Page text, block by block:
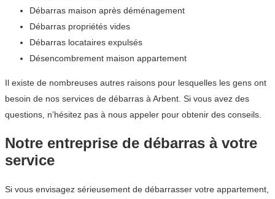
Débarras maison après déménagement
Débarras propriétés vides
Débarras locataires expulsés
Désencombrement maison appartement
Il existe de nombreuses autres raisons pour lesquelles les gens ont
besoin de nos services de débarras à Arbent. Si vous avez des
questions, n’hésitez pas à nous appeler pour obtenir des conseils.
Notre entreprise de débarras à votre
service
Si vous envisagez sérieusement de débarrasser votre appartement,